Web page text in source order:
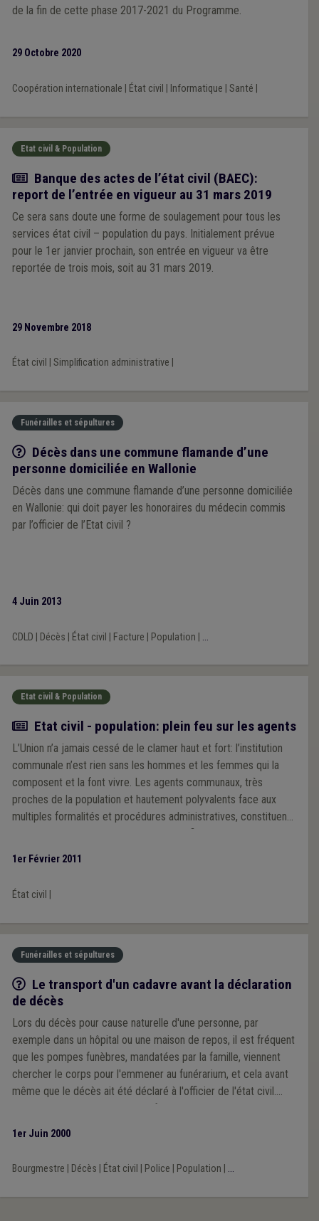
de la fin de cette phase 2017-2021 du Programme.
29 Octobre 2020
Coopération internationale État civil Informatique Santé
Etat civil & Population
Actualité
Banque des actes de l’état civil (BAEC):
report de l’entrée en vigueur au 31 mars 2019
Ce sera sans doute une forme de soulagement pour tous les
services état civil – population du pays. Initialement prévue
pour le 1er janvier prochain, son entrée en vigueur va être
reportée de trois mois, soit au 31 mars 2019.
29 Novembre 2018
État civil Simplification administrative
Funérailles et sépultures
Q/R
Décès dans une commune flamande d’une
personne domiciliée en Wallonie
Décès dans une commune flamande d’une personne domiciliée
en Wallonie: qui doit payer les honoraires du médecin commis
par l’officier de l’Etat civil ?
4 Juin 2013
CDLD Décès État civil Facture Population ...
Etat civil & Population
Article
Etat civil - population: plein feu sur les agents
L’Union n’a jamais cessé de le clamer haut et fort: l’institution
communale n’est rien sans les hommes et les femmes qui la
composent et la font vivre. Les agents communaux, très
proches de la population et hautement polyvalents face aux
multiples formalités et procédures administratives, constituent
1er Février 2011
État civil
Funérailles et sépultures
Q/R
Le transport d'un cadavre avant la déclaration
de décès
Lors du décès pour cause naturelle d'une personne, par
exemple dans un hôpital ou une maison de repos, il est fréquent
que les pompes funèbres, mandatées par la famille, viennent
chercher le corps pour l'emmener au funérarium, et cela avant
même que le décès ait été déclaré à l'officier de l'état civil.
Cette pratique s'explique par le fait que le service état
de soins ou d'accueil des personnes âgées préfèrent être
"débarrassées" rapidement des corps. Une telle pratique est-
1er Juin 2000
Bourgmestre Décès État civil Police Population ...